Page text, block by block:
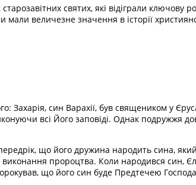
святих, які відіграли ключову
величезне значення в історії
Захарія, син Варахії, був священиком у
всі Його заповіді. Однак подружжя
передрік, що його дружина народить сина,
пророцтва. Коли народився син,
що його син буде Предтечею